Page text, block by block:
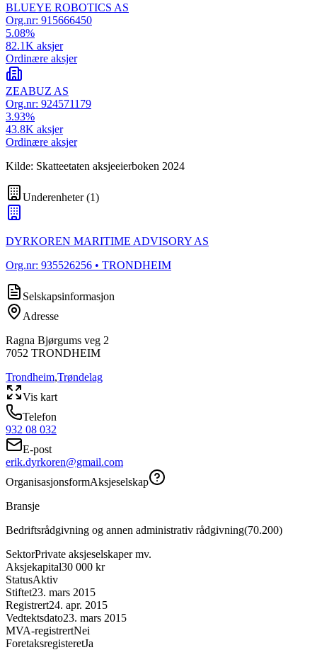
BLUEYE ROBOTICS AS
Org.nr: 915666450
5.08%
82.1K aksjer
Ordinære aksjer
ZEABUZ AS
Org.nr: 924571179
3.93%
43.8K aksjer
Ordinære aksjer
Kilde: Skatteetaten aksjeeierboken 2024
Underenheter(1)
DYRKOREN MARITIME ADVISORY AS
Org.nr: 935526256 • TRONDHEIM
Selskapsinformasjon
Adresse
Ragna Bjørgums veg 2
7052 TRONDHEIM
Trondheim,Trøndelag
Vis kart
Telefon
932 08 032
E-post
erik.dyrkoren@gmail.com
OrganisasjonsformAksjeselskap
Bransje
Bedriftsrådgivning og annen administrativ rådgivning(70.200)
SektorPrivate aksjeselskaper mv.
Aksjekapital30 000 kr
StatusAktiv
Stiftet23. mars 2015
Registrert24. apr. 2015
Vedtektsdato23. mars 2015
MVA-registrertNei
ForetaksregisteretJa